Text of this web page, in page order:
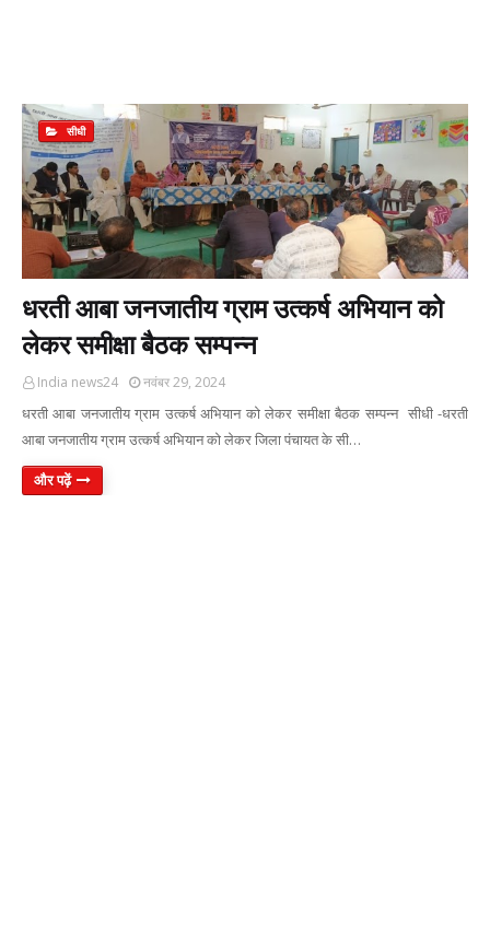
सीधी
धरती आबा जनजातीय ग्राम उत्कर्ष अभियान को
लेकर समीक्षा बैठक सम्पन्न
India news24 नवंबर 29, 2024
धरती आबा जनजातीय ग्राम उत्कर्ष अभियान को लेकर समीक्षा बैठक सम्पन्न सीधी -धरती
आबा जनजातीय ग्राम उत्कर्ष अभियान को लेकर जिला पंचायत के सी…
और पढ़ें